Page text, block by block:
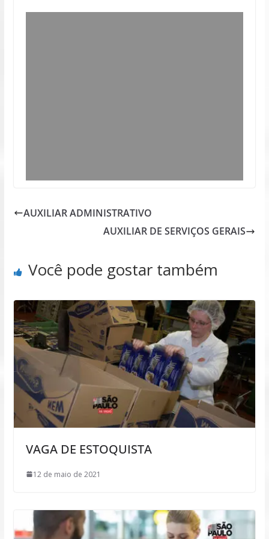
AUXILIAR ADMINISTRATIVO
AUXILIAR DE SERVIÇOS GERAIS
Você pode gostar também
VAGA DE ESTOQUISTA
12 de maio de 2021